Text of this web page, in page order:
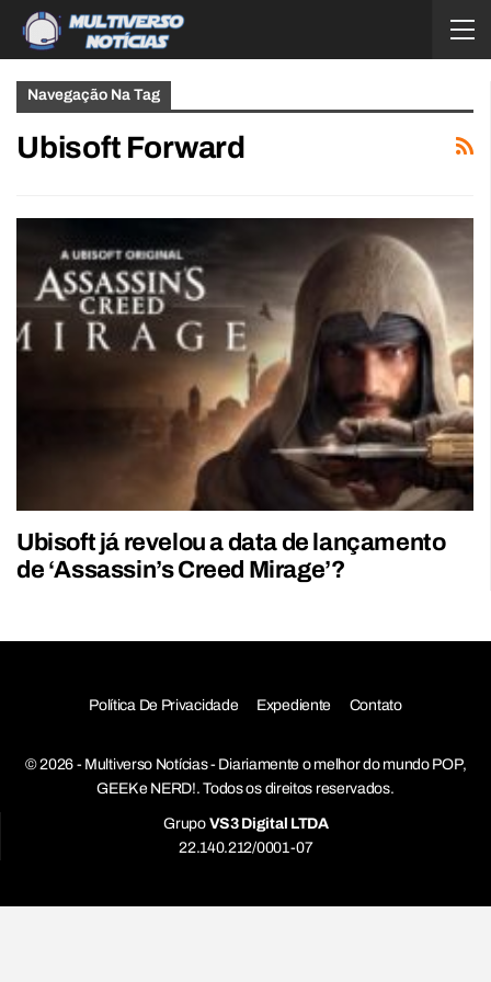
Navegação Na Tag
Ubisoft Forward
Ubisoft já revelou a data de lançamento
de ‘Assassin’s Creed Mirage’?
Política De Privacidade Expediente Contato
© 2026 - Multiverso Notícias - Diariamente o melhor do mundo POP,
GEEK e NERD!. Todos os direitos reservados.
Grupo VS3 Digital LTDA
22.140.212/0001-07